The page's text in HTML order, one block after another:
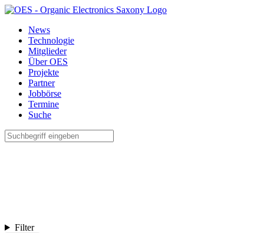
News
Technologie
Mitglieder
Über OES
Projekte
Partner
Jobbörse
Termine
Suche
Filter